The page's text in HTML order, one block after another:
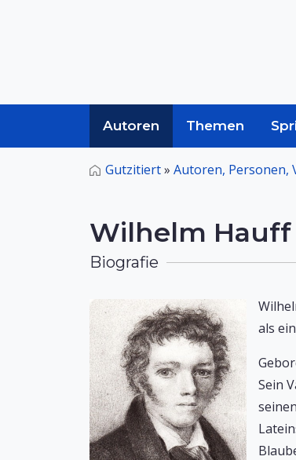
Autoren Themen
Gutzitiert» Autoren, Personen,
Wilhelm Hauff
Biografie
als
Sein